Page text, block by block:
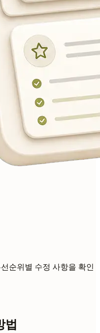
순위별 수정 사항을 확인
법